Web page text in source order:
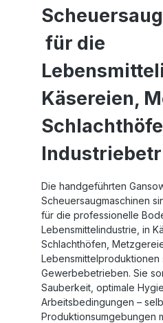
für die
Käsereien,
Die handgeführten
Scheuersaugmaschinen
für die professionelle
Lebensmittelindustrie , in
Schlachthöfen
Lebensmittelproduktionen
Gewerbebetrieben. Sie
Sauberkeit, optimale
Arbeitsbedingungen –
Produktionsumgebungen